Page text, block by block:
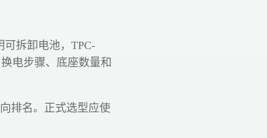
可拆卸电池，TPC-
电步骤、底座数量和
排名。正式选型应使